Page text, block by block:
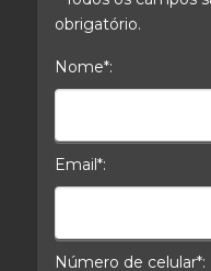
obrigatório.
Nome*:
Email*:
Número de celular*: